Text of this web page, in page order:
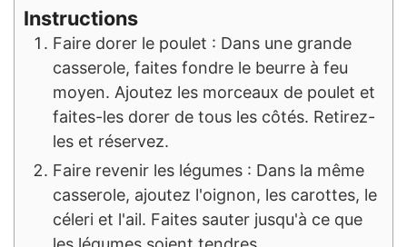
Instructions
Faire dorer le poulet : Dans une grande
casserole, faites fondre le beurre à feu
moyen. Ajoutez les morceaux de poulet et
faites-les dorer de tous les côtés. Retirez-
les et réservez.
Faire revenir les légumes : Dans la même
casserole, ajoutez l'oignon, les carottes, le
céleri et l'ail. Faites sauter jusqu'à ce que